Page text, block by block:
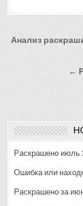
записям
Анализ
←
Раскрашено июль
Ошибка или
Раскрашено за